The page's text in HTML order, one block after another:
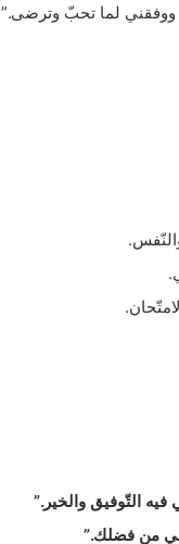
ووفقني لما تحبّ وترضى.”
التّوفيق والخير.”
من فضلك.”